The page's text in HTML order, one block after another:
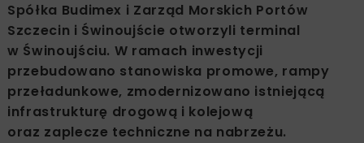
Spółka Budimex i Zarząd Morskich Portów
Szczecin i Świnoujście otworzyli terminal
w Świnoujściu. W ramach inwestycji
przebudowano stanowiska promowe, rampy
przeładunkowe, zmodernizowano istniejącą
infrastrukturę drogową i kolejową
oraz zaplecze techniczne na nabrzeżu.